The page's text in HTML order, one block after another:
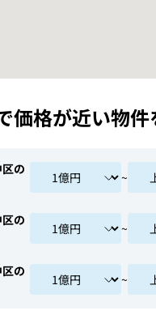
価格が近い物件
の
~
の
~
の
~